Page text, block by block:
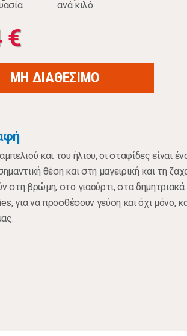
ανά κιλό
€
ΜΗ ΔΙΑΘΕΣΙΜΟ
και του ήλιου, οι σταφίδες είναι
θέση και στη μαγειρική και τη
στη βρώμη, στο γιαούρτι, στα
για να προσθέσουν γεύση και όχι μόνο,